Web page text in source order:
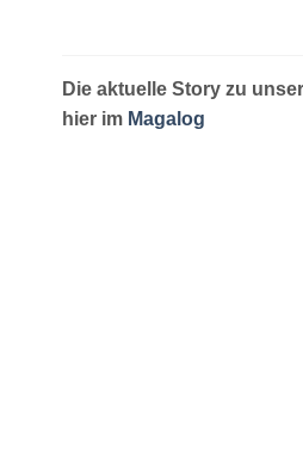
Die aktuelle Story zu
hier im Magalog